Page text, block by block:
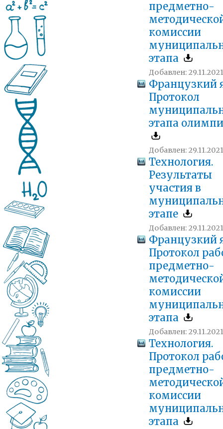
предметно-
комиссии
этапа
Добавлен: 29.11.2021
Французкий
Протокол
этапа
Добавлен: 29.11.2021
Технология.
Результаты
участия в
этапе
Добавлен: 29.11.2021
Французкий
Протокол
предметно-
комиссии
этапа
Добавлен: 29.11.2021
Технология.
Протокол
предметно-
комиссии
этапа